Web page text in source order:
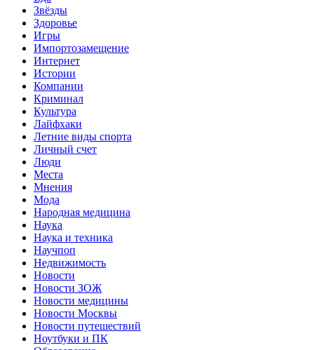
Звёзды
Здоровье
Игры
Импортозамещение
Интернет
Истории
Компании
Криминал
Культура
Лайфхаки
Летние виды спорта
Личный счет
Люди
Места
Мнения
Мода
Народная медицина
Наука
Наука и техника
Научпоп
Недвижимость
Новости
Новости ЗОЖ
Новости медицины
Новости Москвы
Новости путешествий
Ноутбуки и ПК